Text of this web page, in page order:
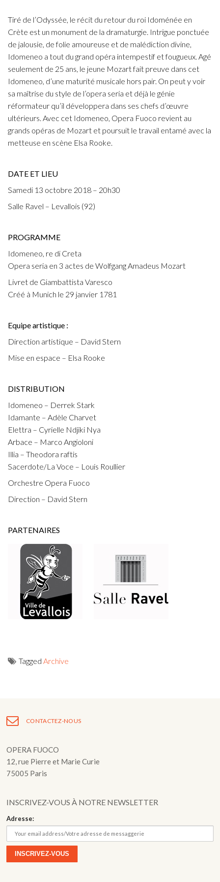
Fuoco Jazz
Archives
Vidéos
Galerie
Actions
Contact
FR
EN
Tiré de l’Odyssée, le récit du retour du roi Idoménée en
Crète est un monument de la dramaturgie. Intrigue ponctuée
de jalousie, de folie amoureuse et de malédiction divine,
Idomeneo a tout du grand opéra intempestif et fougueux. Agé
seulement de 25 ans, le jeune Mozart fait preuve dans cet
Idomeneo, d’une maturité musicale hors pair. On peut y voir
sa maîtrise du style de l’opera seria et déjà le génie
réformateur qu’il développera dans ses chefs d’œuvre
ultérieurs. Avec cet Idomeneo, Opera Fuoco revient au
grands opéras de Mozart et poursuit le travail entamé avec la
metteuse en scène Elsa Rooke.
DATE ET LIEU
Samedi 13 octobre 2018 – 20h30
Salle Ravel – Levallois (92)
PROGRAMME
Idomeneo, re di Creta
Opera seria en 3 actes de Wolfgang Amadeus Mozart
Livret de Giambattista Varesco
Créé à Munich le 29 janvier 1781
Equipe artistique :
Direction artistique – David Stern
Mise en espace – Elsa Rooke
DISTRIBUTION
Idomeneo – Derrek Stark
Idamante – Adèle Charvet
Elettra – Cyrielle Ndjiki Nya
Arbace – Marco Angioloni
Illia – Theodora raftis
Sacerdote/La Voce – Louis Roullier
Orchestre Opera Fuoco
Direction – David Stern
PARTENAIRES
Tagged Archive
l’article
CONTACTEZ-NOUS
OPERA FUOCO
12, rue Pierre et Marie Curie
75005 Paris
INSCRIVEZ-VOUS À NOTRE NEWSLETTER
Adresse: